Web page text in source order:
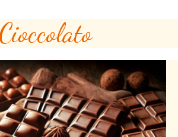
Cioccolato